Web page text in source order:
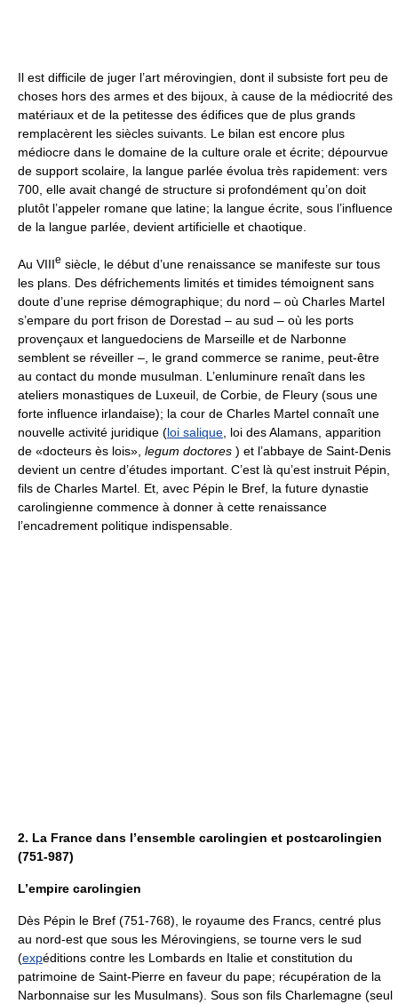
Il est difficile de juger l’art mérovingien, dont il subsiste fort peu de
choses hors des armes et des bijoux, à cause de la médiocrité des
matériaux et de la petitesse des édifices que de plus grands
remplacèrent les siècles suivants. Le bilan est encore plus
médiocre dans le domaine de la culture orale et écrite; dépourvue
de support scolaire, la langue parlée évolua très rapidement: vers
700, elle avait changé de structure si profondément qu’on doit
plutôt l’appeler romane que latine; la langue écrite, sous l’influence
de la langue parlée, devient artificielle et chaotique.
Au VIIIe siècle, le début d’une renaissance se manifeste sur tous
les plans. Des défrichements limités et timides témoignent sans
doute d’une reprise démographique; du nord – où Charles Martel
s’empare du port frison de Dorestad – au sud – où les ports
provençaux et languedociens de Marseille et de Narbonne
semblent se réveiller –, le grand commerce se ranime, peut-être
au contact du monde musulman. L’enluminure renaît dans les
ateliers monastiques de Luxeuil, de Corbie, de Fleury (sous une
forte influence irlandaise); la cour de Charles Martel connaît une
nouvelle activité juridique (loi salique , loi des Alamans, apparition
de «docteurs ès lois», legum doctores ) et l’abbaye de Saint-Denis
devient un centre d’études important. C’est là qu’est instruit Pépin,
fils de Charles Martel. Et, avec Pépin le Bref, la future dynastie
carolingienne commence à donner à cette renaissance
l’encadrement politique indispensable.
2. La France dans l’ensemble carolingien et postcarolingien
(751-987)
L’empire carolingien
Dès Pépin le Bref (751-768), le royaume des Francs, centré plus
au nord-est que sous les Mérovingiens, se tourne vers le sud
(expéditions contre les Lombards en Italie et constitution du
patrimoine de Saint-Pierre en faveur du pape; récupération de la
Narbonnaise sur les Musulmans). Sous son fils Charlemagne (seul